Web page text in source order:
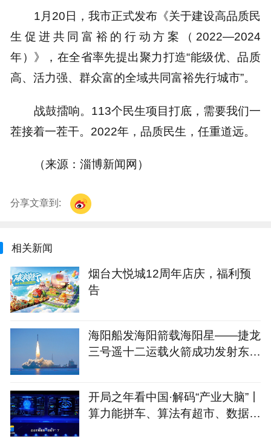
1月20日，我市正式发布《关于建设高品质民
生促进共同富裕的行动方案（2022—2024
年）》，在全省率先提出聚力打造“能级优、品质
高、活力强、群众富的全域共同富裕先行城市”。
战鼓擂响。113个民生项目打底，需要我们一
茬接着一茬干。2022年，品质民生，任重道远。
（来源：淄博新闻网）
分享文章到:
相关新闻
烟台大悦城12周年店庆，福利预
告
海阳船发海阳箭载海阳星——捷龙
三号遥十二运载火箭成功发射东方
开局之年看中国·解码“产业大脑”丨
算力能拼车、算法有超市、数据不